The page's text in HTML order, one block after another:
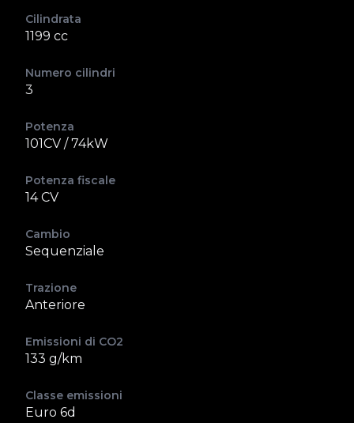
Cilindrata
1199 cc
Numero cilindri
3
Potenza
101CV / 74kW
Potenza fiscale
14 CV
Cambio
Sequenziale
Trazione
Anteriore
Emissioni di CO2
133 g/km
Classe emissioni
Euro 6d